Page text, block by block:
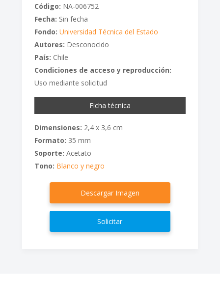
Código: NA-006752
Fecha: Sin fecha
Fondo: Universidad Técnica del Estado
Autores: Desconocido
País: Chile
Condiciones de acceso y reproducción:
Uso mediante solicitud
Ficha técnica
Dimensiones: 2,4 x 3,6 cm
Formato: 35 mm
Soporte: Acetato
Tono: Blanco y negro
Descargar Imagen
Solicitar